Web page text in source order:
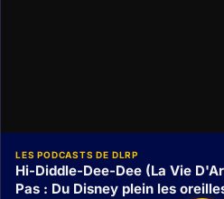
LES PODCASTS DE DLRP
Hi-Diddle-Dee-Dee (La Vie
Pas : Du Disney plein les